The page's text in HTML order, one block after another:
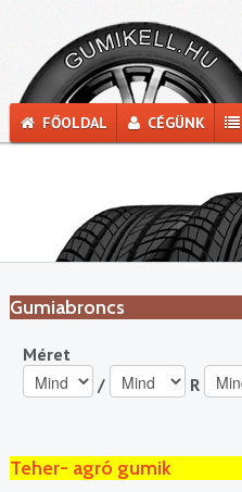
FŐOLDAL CÉGÜNK
Gumiabroncs
Méret
/
R
Teher- agró gumik